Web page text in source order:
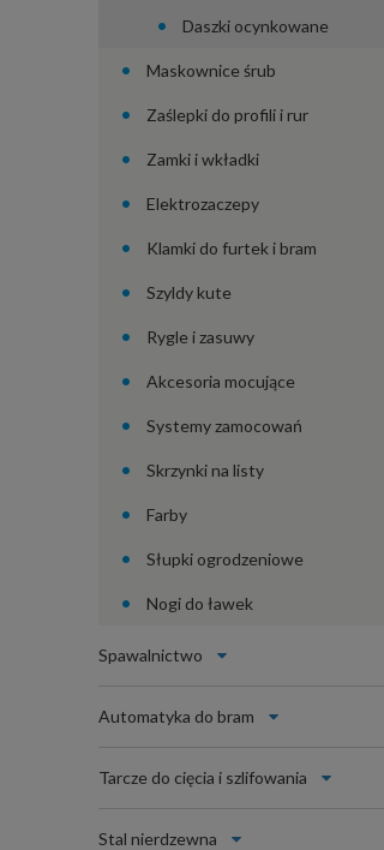
Daszki ocynkowane
Maskownice śrub
Zaślepki do profili i rur
Zamki i wkładki
Elektrozaczepy
Klamki do furtek i bram
Szyldy kute
Rygle i zasuwy
Akcesoria mocujące
Systemy zamocowań
Skrzynki na listy
Farby
Słupki ogrodzeniowe
Nogi do ławek
Spawalnictwo
Automatyka do bram
Tarcze do cięcia i szlifowania
Stal nierdzewna